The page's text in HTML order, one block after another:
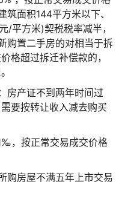
面积144平方米以下、
/平方米)契税税率减半，
购置二手房的对相当于拆
格超过拆迁补偿款的，
房产证不到两年时间过
要按转让收入减去购买
，按正常交易成交价格
购房屋不满五年上市交易